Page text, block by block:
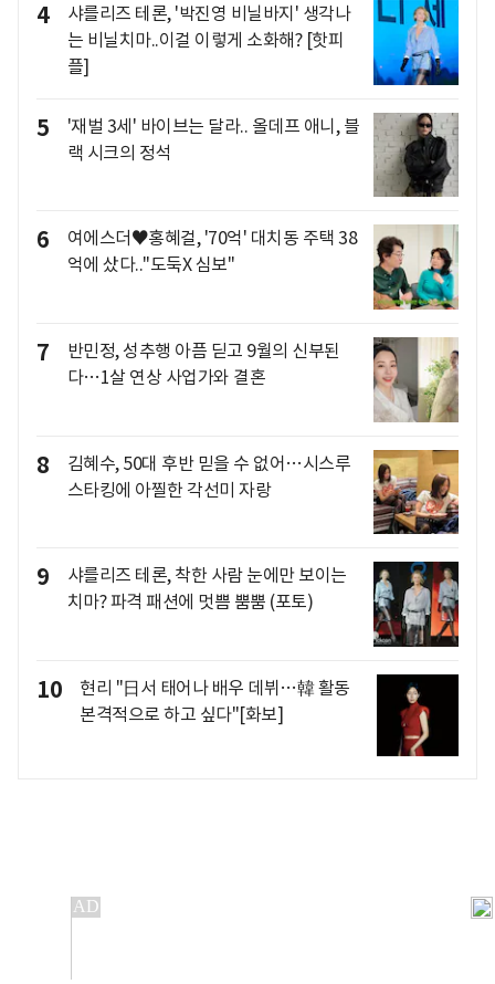
4
샤를리즈 테론, '박진영 비닐바지' 생각나
는 비닐치마..이걸 이렇게 소화해? [핫피
플]
5
'재벌 3세' 바이브는 달라.. 올데프 애니, 블
랙 시크의 정석
6
여에스더♥홍혜걸, '70억' 대치동 주택 38
억에 샀다.."도둑X 심보"
7
반민정, 성추행 아픔 딛고 9월의 신부된
다…1살 연상 사업가와 결혼
8
김혜수, 50대 후반 믿을 수 없어…시스루
스타킹에 아찔한 각선미 자랑
9
샤를리즈 테론, 착한 사람 눈에만 보이는
치마? 파격 패션에 멋쁨 뿜뿜 (포토)
10
현리 "日서 태어나 배우 데뷔…韓 활동
본격적으로 하고 싶다"[화보]